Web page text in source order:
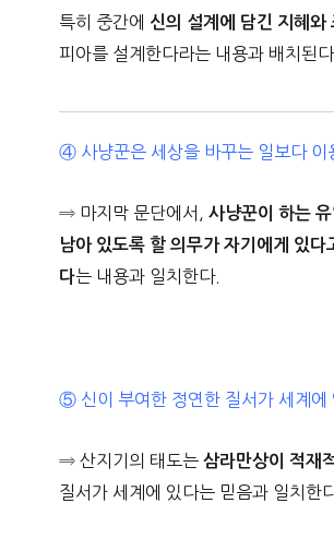
특히 중간에 신의 설계에 담긴 지혜와
피아를 설계한다라는 내용과 배치된다.
④ 사냥꾼은 세상을 바꾸는 일보다 이
⇒ 마지막 문단에서,사냥꾼이 하는
남아 있도록 할 의무가 자기에게 있다
다는 내용과 일치한다.
⑤ 신이 부여한 정연한 질서가 세계에
⇒ 산지기의 태도는삼라만상이 적재
질서가 세계에 있다는 믿음과 일치한